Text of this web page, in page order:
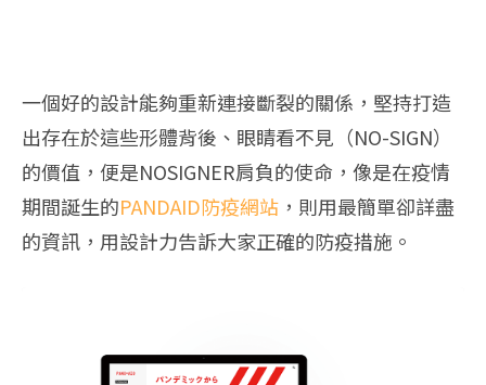
一個好的設計能夠重新連接斷裂的關係，堅持打造
出存在於這些形體背後、眼睛看不見（NO-SIGN）
的價值，便是NOSIGNER肩負的使命，像是在疫情
期間誕生的PANDAID防疫網站 ，則用最簡單卻詳盡
的資訊，用設計力告訴大家正確的防疫措施。